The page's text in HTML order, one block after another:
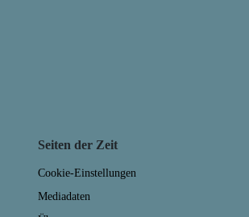
Seiten der Zeit
Cookie-Einstellungen
Mediadaten